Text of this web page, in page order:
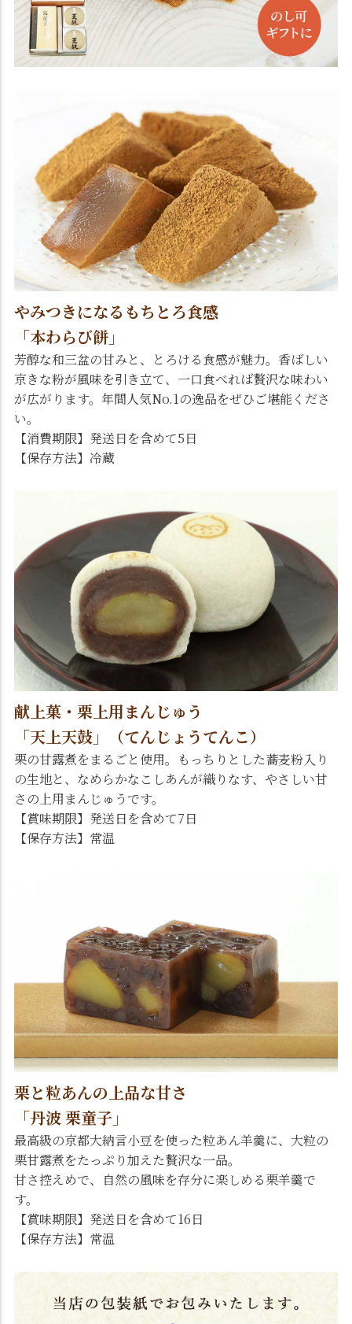
やみつきになるもちとろ食感
「本わらび餅」
芳醇な和三盆の甘みと、とろける食感が魅力。香ばしい
京きな粉が風味を引き立て、一口食べれば贅沢な味わい
が広がります。年間人気No.1の逸品をぜひご堪能くださ
い。
【消費期限】発送日を含めて5日
【保存方法】冷蔵
献上菓・栗上用まんじゅう
「天上天鼓」（てんじょうてんこ）
栗の甘露煮をまるごと使用。もっちりとした蕎麦粉入り
の生地と、なめらかなこしあんが織りなす、やさしい甘
さの上用まんじゅうです。
【賞味期限】発送日を含めて7日
【保存方法】常温
栗と粒あんの上品な甘さ
「丹波 栗童子」
最高級の京都大納言小豆を使った粒あん羊羹に、大粒の
栗甘露煮をたっぷり加えた贅沢な一品。
甘さ控えめで、自然の風味を存分に楽しめる栗羊羹で
す。
【賞味期限】発送日を含めて16日
【保存方法】常温